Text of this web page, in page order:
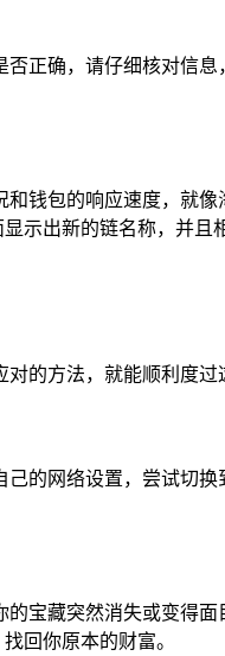
正确，请仔细核对信
钱包的响应速度，就
示出新的链名称，并
的方法，就能顺利度过
的网络设置，尝试切
宝藏突然消失或变得
回你原本的财富。